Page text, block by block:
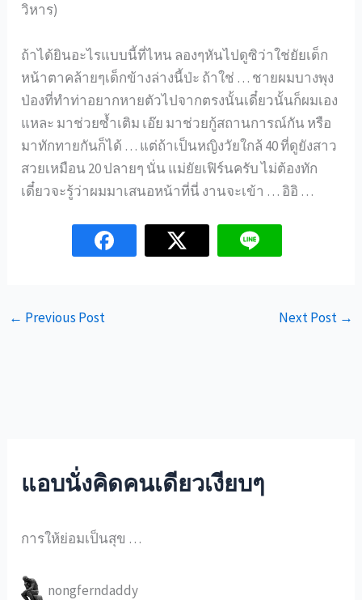
วิหาร)
ถ้าได้ยินอะไรแบบนี้ที่ไหน ลองๆหันไปดูซิว่าใช่ยัยเด็ก
หน้าตาคล้ายๆเด็กข้างล่างนี้ป่ะ ถ้าใช่ … ชายผมบางพุง
ป่องที่ทำท่าอยากหายตัวไปจากตรงนั้นเดี๋ยวนั้นก็ผมเอง
แหละ มาช่วยซ้ำเติม เอ๊ย มาช่วยกู้สถานการณ์กัน หรือ
มาทักทายกันก็ได้ … แต่ถ้าเป็นหญิงวัยใกล้ 40 ที่ดูยังสาว
สวยเหมือน 20 ปลายๆ นั่น แม่ยัยเฟิร์นครับ ไม่ต้องทัก
เดี๋ยวจะรู้ว่าผมมาเสนอหน้าที่นี่ งานจะเข้า … อิอิ …
← Previous Post Next Post →
แอบนั่งคิดคนเดียวเงียบๆ
การให้ย่อมเป็นสุข …
nongferndaddy